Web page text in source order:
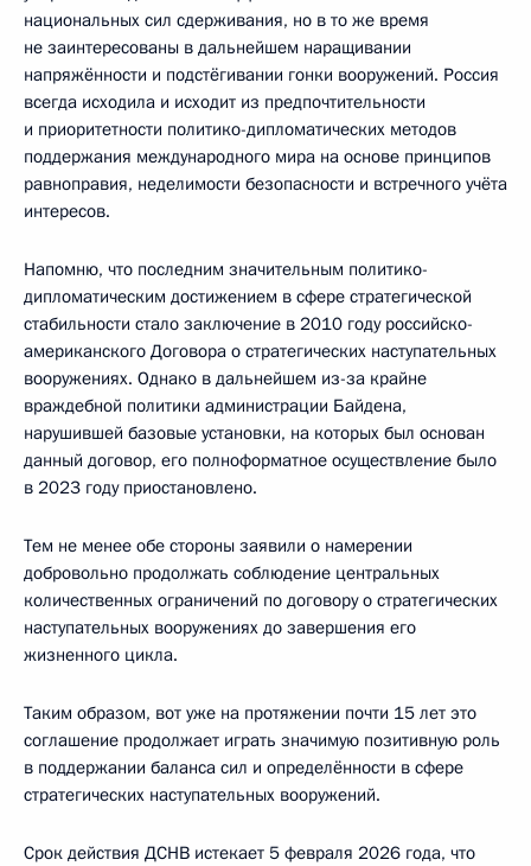
национальных сил сдерживания, но в то же время
не заинтересованы в дальнейшем наращивании
напряжённости и подстёгивании гонки вооружений. Россия
всегда исходила и исходит из предпочтительности
и приоритетности политико-дипломатических методов
поддержания международного мира на основе принципов
равноправия, неделимости безопасности и встречного учёта
интересов.
Напомню, что последним значительным политико-
дипломатическим достижением в сфере стратегической
стабильности стало заключение в 2010 году российско-
американского Договора о стратегических наступательных
вооружениях. Однако в дальнейшем из-за крайне
враждебной политики администрации Байдена,
нарушившей базовые установки, на которых был основан
данный договор, его полноформатное осуществление было
в 2023 году приостановлено.
Тем не менее обе стороны заявили о намерении
добровольно продолжать соблюдение центральных
количественных ограничений по договору о стратегических
наступательных вооружениях до завершения его
жизненного цикла.
Таким образом, вот уже на протяжении почти 15 лет это
соглашение продолжает играть значимую позитивную роль
в поддержании баланса сил и определённости в сфере
стратегических наступательных вооружений.
Срок действия ДСНВ истекает 5 февраля 2026 года, что